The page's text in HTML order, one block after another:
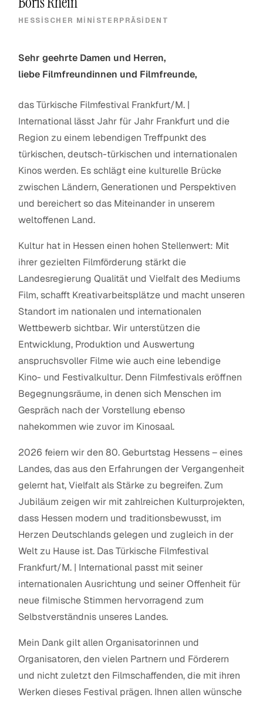
HESSISCHER MINISTERPRÄSIDENT
Sehr geehrte Damen und Herren,
liebe Filmfreundinnen und Filmfreunde,
das Türkische Filmfestival Frankfurt/M. |
International lässt Jahr für Jahr Frankfurt und die
Region zu einem lebendigen Treffpunkt des
türkischen, deutsch-türkischen und internationalen
Kinos werden. Es schlägt eine kulturelle Brücke
zwischen Ländern, Generationen und Perspektiven
und bereichert so das Miteinander in unserem
weltoffenen Land.
Kultur hat in Hessen einen hohen Stellenwert: Mit
ihrer gezielten Filmförderung stärkt die
Landesregierung Qualität und Vielfalt des Mediums
Film, schafft Kreativarbeitsplätze und macht unseren
Standort im nationalen und internationalen
Wettbewerb sichtbar. Wir unterstützen die
Entwicklung, Produktion und Auswertung
anspruchsvoller Filme wie auch eine lebendige
Kino- und Festivalkultur. Denn Filmfestivals eröffnen
Begegnungsräume, in denen sich Menschen im
Gespräch nach der Vorstellung ebenso
nahekommen wie zuvor im Kinosaal.
2026 feiern wir den 80. Geburtstag Hessens – eines
Landes, das aus den Erfahrungen der Vergangenheit
gelernt hat, Vielfalt als Stärke zu begreifen. Zum
Jubiläum zeigen wir mit zahlreichen Kulturprojekten,
dass Hessen modern und traditionsbewusst, im
Herzen Deutschlands gelegen und zugleich in der
Welt zu Hause ist. Das Türkische Filmfestival
Frankfurt/M. | International passt mit seiner
internationalen Ausrichtung und seiner Offenheit für
neue filmische Stimmen hervorragend zum
Selbstverständnis unseres Landes.
Mein Dank gilt allen Organisatorinnen und
Organisatoren, den vielen Partnern und Förderern
und nicht zuletzt den Filmschaffenden, die mit ihren
Werken dieses Festival prägen. Ihnen allen wünsche